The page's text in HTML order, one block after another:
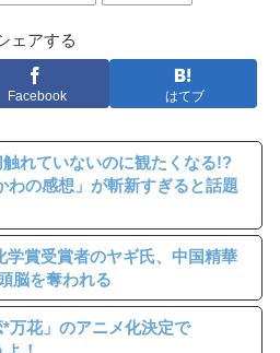
ェアする
Facebook はてブ
触れていないのに観たくなる!?
わの感想」が斬新すぎると話題
学賞受賞者のヤギ氏、中国精華
脳を奪われる
*万花」のアニメ化決定で